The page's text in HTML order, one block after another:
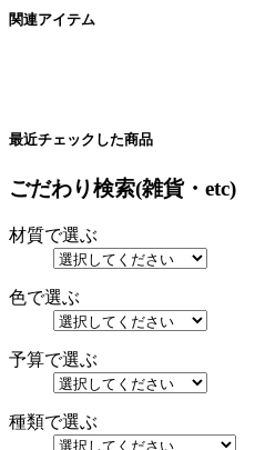
関連アイテム
最近チェックした商品
ごだわり検索(雑貨・etc)
材質で選ぶ
色で選ぶ
予算で選ぶ
種類で選ぶ